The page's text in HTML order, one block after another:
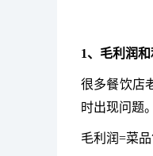
1、毛利润
很多餐饮店
时出现问题。
毛利润=菜